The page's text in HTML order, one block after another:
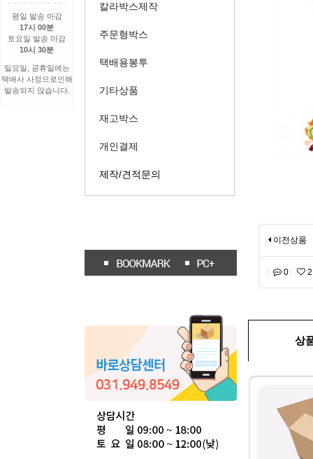
평일 발송 마감
17시 00분
토요일 발송 마감
10시 30분
일요일, 공휴일에는
택배사 사정으로인해
발송되지 않습니다.
칼라박스제작
주문형박스
택배용봉투
기타상품
재고박스
개인결제
제작/견적문의
이전상품
0 2
상